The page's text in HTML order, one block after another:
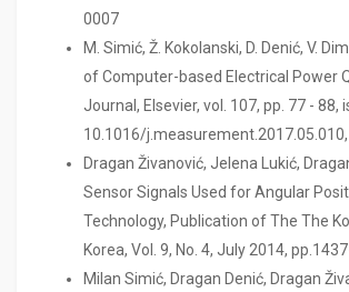
0007
М. Simić, Ž. Kokolanski, D. Denić, V.
of Computer-based Electrical Power
Journal, Elsevier, vol. 107, pp. 77 - 88,
10.1016/
Dragan Živanović, Jelena Lukić,
Sensor Signals Used for Angular
Technology, Publication of The The
Korea, Vol. 9, No. 4, July 2014,
Milan Simić, Dragan Denić, Dragan